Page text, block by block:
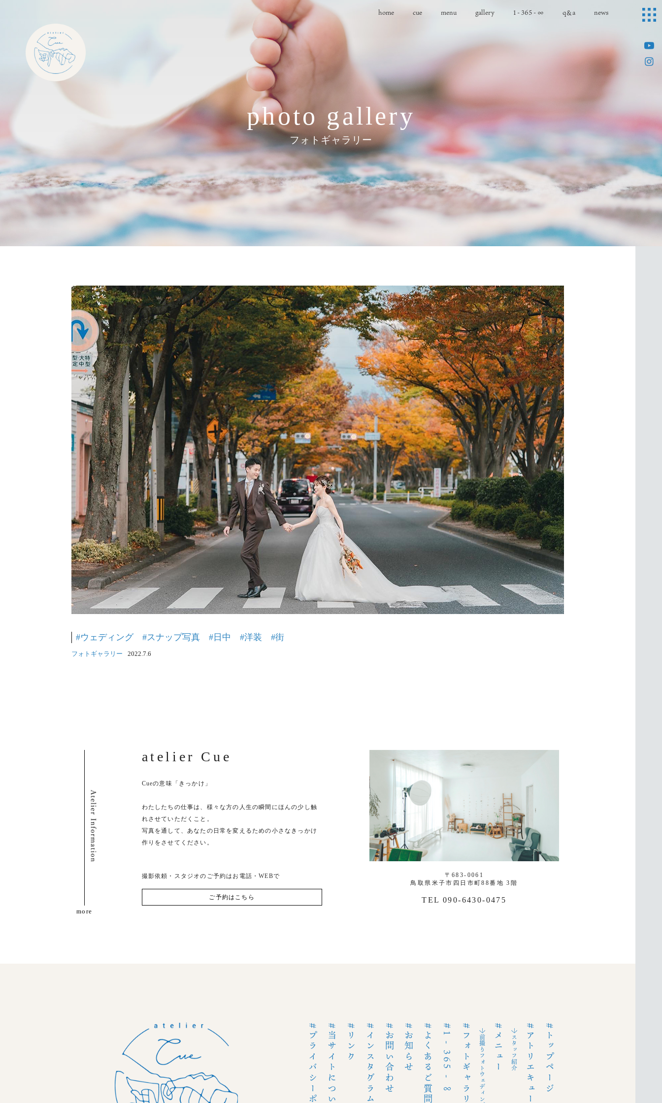
home cue menu gallery 1 - 365 - ∞ q＆a news
photo gallery
フォトギャラリー
#ウェディング #スナップ写真 #日中 #洋装 #街
フォトギャラリー 2022.7.6
atelier Cue
Cueの意味「きっかけ」
わたしたちの仕事は、様々な方の人生の瞬間にほんの少し触
れさせていただくこと。
写真を通して、あなたの日常を変えるための小さなきっかけ
作りをさせてください。
撮影依頼・スタジオのご予約はお電話・WEBで
ご予約はこちら
〒683-0061
鳥取県米子市四日市町88番地 3階
TEL 090-6430-0475
more
#トップページ
→スタッフ紹介
#メニュー
→前撮りフォトウェディングとは
#フォトギャラリー
#1 - 365 - ∞
#よくあるご質問
#お知らせ
#お問い合わせ
#インスタグラム
#リンク
#当サイトについて
#プライバシーポリシー